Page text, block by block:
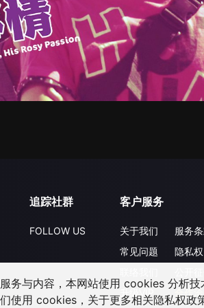
追踪社群
FOLLOW US
客户服务
关于我们
常见问题
升级VIP
服务
隐私权
合作洽
务与内容，本网站使用 cookies 分析
使用 cookies，关于更多相关隐私权政